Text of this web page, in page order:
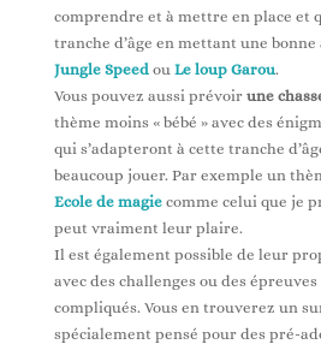
comprendre et à mettre en place et
tranche d’âge en mettant une bonne
Jungle Speedou Le loup Garou.
Vous pouvez aussi prévoir une
thème moins « bébé » avec des
qui s’adapteront à cette tranche
beaucoup jouer. Par exemple un
Ecole de magiecomme celui que je
peut vraiment leur plaire.
Il est également possible de leur
avec des challenges ou des
compliqués. Vous en trouverez un
spécialement pensé pour des pré-